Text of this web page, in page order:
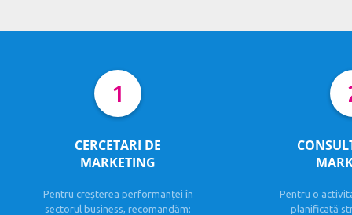
1
CERCETARI DE
MARKETING
Pentru creșterea performanței în
sectorul business, recomandăm:
Pentru o
planificată